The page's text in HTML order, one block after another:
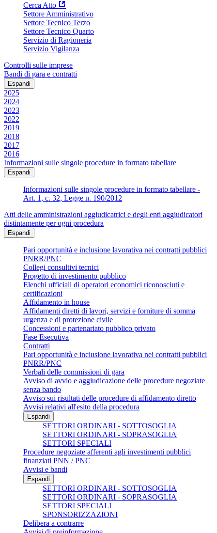
Cerca Atto
Settore Amministrativo
Settore Tecnico Terzo
Settore Tecnico Quarto
Servizio di Ragioneria
Servizio Vigilanza
Controlli sulle imprese
Bandi di gara e contratti
Espandi
2025
2024
2023
2022
2019
2018
2017
2016
Informazioni sulle singole procedure in formato tabellare
Espandi
Informazioni sulle singole procedure in formato tabellare -
Art. 1, c. 32, Legge n. 190/2012
Atti delle amministrazioni aggiudicatrici e degli enti aggiudicatori
distintamente per ogni procedura
Espandi
Pari opportunità e inclusione lavorativa nei contratti pubblici
PNRR/PNC
Collegi consultivi tecnici
Progetto di investimento pubblico
Elenchi ufficiali di operatori economici riconosciuti e
certificazioni
Affidamento in house
Affidamenti diretti di lavori, servizi e forniture di somma
urgenza e di protezione civile
Concessioni e partenariato pubblico privato
Fase Esecutiva
Contratti
Pari opportunità e inclusione lavorativa nei contratti pubblici
PNRR/PNC
Verbali delle commissioni di gara
Avviso di avvio e aggiudicazione delle procedure negoziate
senza bando
Avviso sui risultati delle procedure di affidamento diretto
Avvisi relativi all'esito della procedura
Espandi
SETTORI ORDINARI - SOTTOSOGLIA
SETTORI ORDINARI - SOPRASOGLIA
SETTORI SPECIALI
Procedure negoziate afferenti agli investimenti pubblici
finanziati PNN / PNC
Avvisi e bandi
Espandi
SETTORI ORDINARI - SOTTOSOGLIA
SETTORI ORDINARI - SOPRASOGLIA
SETTORI SPECIALI
SPONSORIZZAZIONI
Delibera a contrarre